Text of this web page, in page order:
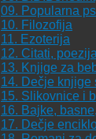
09. Popularna
10. Filozofija
11. Ezoterija
12. Citati, poezija
13. Knjige za
14. Dečje knjige
15. Slikovnice i
16. Bajke,
17. Dečje